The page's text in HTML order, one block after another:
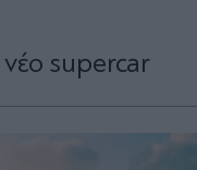
supercar